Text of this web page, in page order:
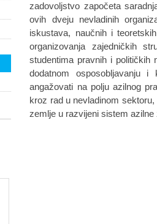
zadovoljstvo započeta
ovih dveju nevladinih
iskustava, naučnih i
organizovanja zajedničkih
studentima pravnih i
dodatnom osposobljavanju
angažovati na polju azilnog
kroz rad u nevladinom
zemlje u razvijeni sistem